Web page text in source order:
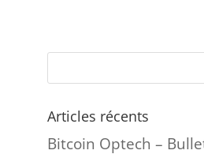
Articles récents
Bitcoin Optech –